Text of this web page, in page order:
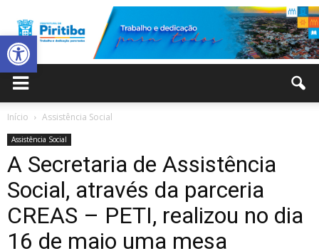
Abrir a barra de ferramentas
Municipal
de
Início Assistência Social
Assistência Social
A Secretaria de Assistência
Social, através da parceria
CREAS – PETI, realizou no dia
16 de maio uma mesa